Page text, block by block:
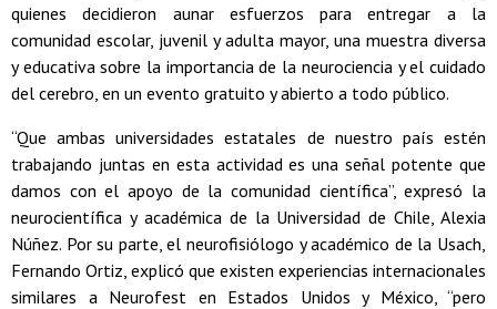
quienes decidieron aunar esfuerzos para entregar a la
comunidad escolar, juvenil y adulta mayor, una muestra diversa
y educativa sobre la importancia de la neurociencia y el cuidado
del cerebro, en un evento gratuito y abierto a todo público.
“Que ambas universidades estatales de nuestro país estén
trabajando juntas en esta actividad es una señal potente que
damos con el apoyo de la comunidad científica”, expresó la
neurocientífica y académica de la Universidad de Chile, Alexia
Núñez. Por su parte, el neurofisiólogo y académico de la Usach,
Fernando Ortiz, explicó que existen experiencias internacionales
similares a Neurofest en Estados Unidos y México, “pero